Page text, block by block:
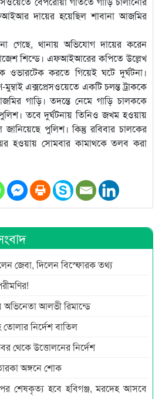
দায়ের হয়েছিল শাবানা আজমির
গেছে, থানায় অভিযোগ দায়ের করেন
রাজেশ শিন্ডে। এফআইআরের কপিতে উল্লেখ
ওভারটেক করতে গিয়েই ঘটে দুর্ঘটনা।
এক্সপ্রেসওয়েতে একটি চলন্ত ট্রাককে
গাড়ি। তদন্তে নেমে গাড়ি চালককে
তবে দুর্ঘটনায় তিনিও জখম হওয়ায়
পুলিশ। কিন্তু রবিবার চালকের
হওয়ায় সোমবার কামাথকে তলব করা
জেবা, দিলেন বিস্ফোরক তথ্য
অভিনেতা আলভী রিমান্ডে
নির্দেশ বাতিল
থেকে উত্তোলনের নির্দেশ
অঙ্গনে শোক
শেষকৃত্য হবে হবিগঞ্জ, মরদেহ আসবে